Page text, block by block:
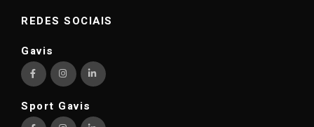
REDES SOCIAIS
Gavis
Sport Gavis